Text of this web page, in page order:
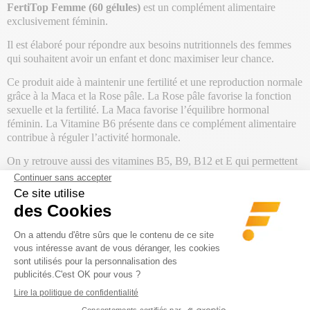
FertiTop Femme (60 gélules) est un complément alimentaire
exclusivement féminin.
Il est élaboré pour répondre aux besoins nutritionnels des femmes
qui souhaitent avoir un enfant et donc maximiser leur chance.
Ce produit aide à maintenir une fertilité et une reproduction normale
grâce à la Maca et la Rose pâle. La Rose pâle favorise la fonction
sexuelle et la fertilité. La Maca favorise l’équilibre hormonal
féminin. La Vitamine B6 présente dans ce complément alimentaire
contribue à réguler l’activité hormonale.
On y retrouve aussi des vitamines B5, B9, B12 et E qui permettent
de potentialiser les effets des plantes pour un meilleur résultat.
FertiTop Femme (60 gélules) améliore la qualité des ovocytes.
PRODUITS DE LA MÊME
CATÉGORIE